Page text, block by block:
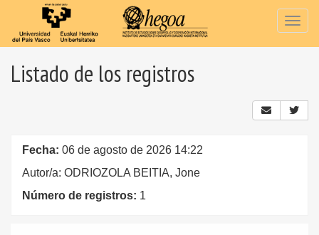
Listado de los registros
Fecha: 06 de agosto de 2026 14:22
Autor/a: ODRIOZOLA BEITIA, Jone
Número de registros: 1